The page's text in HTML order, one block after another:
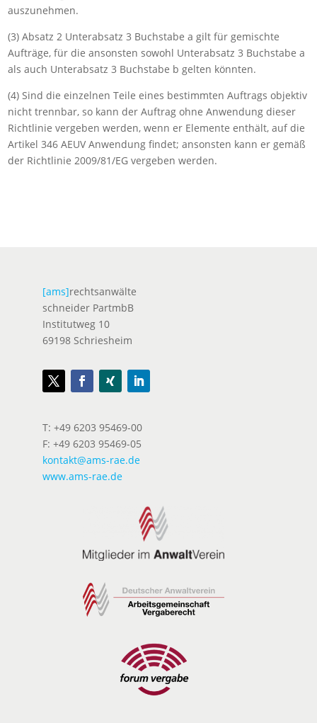
auszunehmen.
(3) Absatz 2 Unterabsatz 3 Buchstabe a gilt für gemischte
Aufträge, für die ansonsten sowohl Unterabsatz 3 Buchstabe a
als auch Unterabsatz 3 Buchstabe b gelten könnten.
(4) Sind die einzelnen Teile eines bestimmten Auftrags objektiv
nicht trennbar, so kann der Auftrag ohne Anwendung dieser
Richtlinie vergeben werden, wenn er Elemente enthält, auf die
Artikel 346 AEUV Anwendung findet; ansonsten kann er gemäß
der Richtlinie 2009/81/EG vergeben werden.
[ams]rechtsanwälte
schneider PartmbB
Institutweg 10
69198 Schriesheim
T: +49 6203 95469-00
F: +49 6203 95469-05
kontakt@ams-rae.de
www.ams-rae.de